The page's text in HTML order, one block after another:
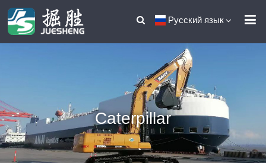
Русский язык
Caterpillar